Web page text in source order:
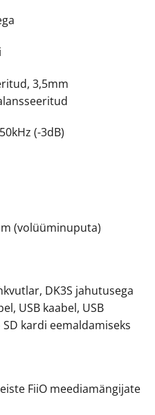
3,5mm
(-3dB)
(volüüminuputa)
DK3S jahutusega
USB kaabel, USB
kardi eemaldamiseks
FiiO meediamängijate